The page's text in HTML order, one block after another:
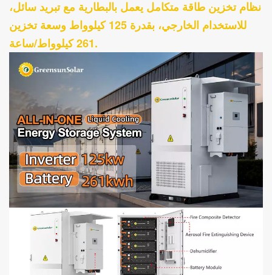
نظام تخزين طاقة متكامل يعمل بالبطارية مع تبريد سائل،
للاستخدام الخارجي، بقدرة 125 كيلوواط وسعة تخزين
261 كيلوواط/ساعة.